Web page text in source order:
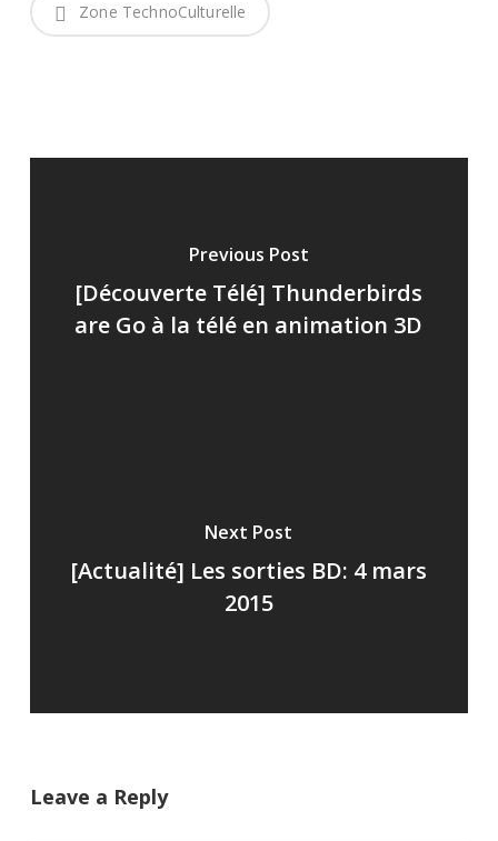
Zone TechnoCulturelle
Previous Post
[Découverte Télé] Thunderbirds
are Go à la télé en animation 3D
Next Post
[Actualité] Les sorties BD: 4 mars
2015
Leave a Reply